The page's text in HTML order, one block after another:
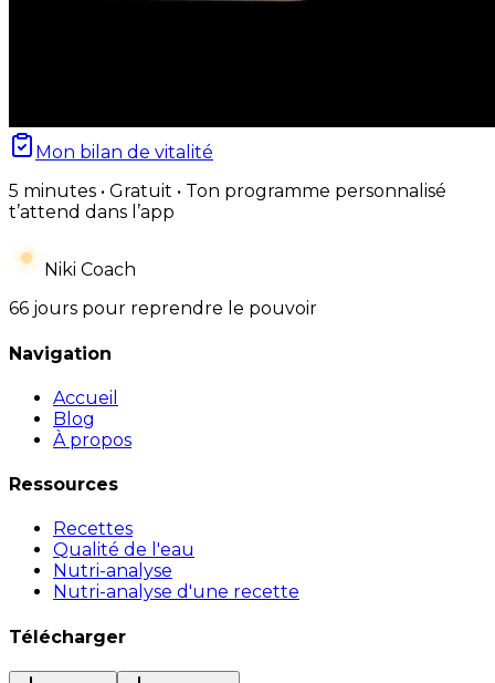
Mon bilan de vitalité
5 minutes • Gratuit • Ton programme personnalisé
t’attend dans l’app
Niki Coach
66 jours pour reprendre le pouvoir
Navigation
Accueil
Blog
À propos
Ressources
Recettes
Qualité de l'eau
Nutri-analyse
Nutri-analyse d'une recette
Télécharger